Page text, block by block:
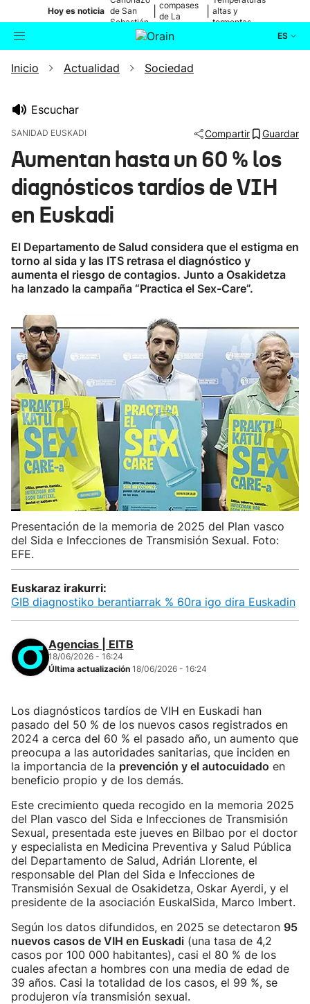
Hoy es noticia de San
Sebastián
compases
de La
altas y
tormentas
ES
Buscador Actualidad
Ikusmiran
Inicio Actualidad Sociedad
Escuchar
SANIDAD EUSKADI Compartir Guardar
Aumentan hasta un 60 % los
diagnósticos tardíos de VIH
en Euskadi
El Departamento de Salud considera que el estigma en
torno al sida y las ITS retrasa el diagnóstico y
aumenta el riesgo de contagios. Junto a Osakidetza
ha lanzado la campaña “Practica el Sex-Care”.
Presentación de la memoria de 2025 del Plan vasco
del Sida e Infecciones de Transmisión Sexual. Foto:
EFE.
Euskaraz irakurri:
GIB diagnostiko berantiarrak % 60ra igo dira Euskadin
Agencias | EITB
18/06/2026 - 16:24
Última actualización 18/06/2026 - 16:24
Los diagnósticos tardíos de VIH en Euskadi han
pasado del 50 % de los nuevos casos registrados en
2024 a cerca del 60 % el pasado año, un aumento que
preocupa a las autoridades sanitarias, que inciden en
la importancia de la prevención y el autocuidado en
beneficio propio y de los demás.
Este crecimiento queda recogido en la memoria 2025
del Plan vasco del Sida e Infecciones de Transmisión
Sexual, presentada este jueves en Bilbao por el doctor
y especialista en Medicina Preventiva y Salud Pública
del Departamento de Salud, Adrián Llorente, el
responsable del Plan del Sida e Infecciones de
Transmisión Sexual de Osakidetza, Oskar Ayerdi, y el
presidente de la asociación EuskalSida, Marco Imbert.
Según los datos difundidos, en 2025 se detectaron 95
nuevos casos de VIH en Euskadi (una tasa de 4,2
casos por 100 000 habitantes), casi el 80 % de los
cuales afectan a hombres con una media de edad de
39 años. Casi la totalidad de los casos, el 99 %, se
produjeron vía transmisión sexual.